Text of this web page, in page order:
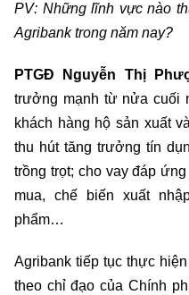
PV: Những lĩnh vực nào
Agribank trong năm nay?
PTGĐ Nguyễn Thị
trưởng mạnh từ nửa cuối
khách hàng hộ sản xuất
thu hút tăng trưởng tín
trồng trọt; cho vay đáp
mua, chế biến xuất
phẩm…
Agribank tiếp tục thực
theo chỉ đạo của Chính